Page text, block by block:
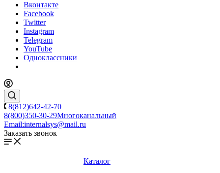
Вконтакте
Facebook
Twitter
Instagram
Telegram
YouTube
Одноклассники
8(812)642-42-70
8(800)350-30-29Многоканальный
Email:internalsys@mail.ru
Заказать звонок
Каталог